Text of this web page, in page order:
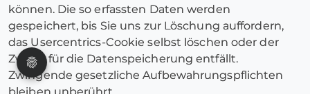
können. Die so erfassten Daten werden
gespeichert, bis Sie uns zur Löschung auffordern,
das Usercentrics-Cookie selbst löschen oder der
Zweck für die Datenspeicherung entfällt.
Zwingende gesetzliche Aufbewahrungspflichten